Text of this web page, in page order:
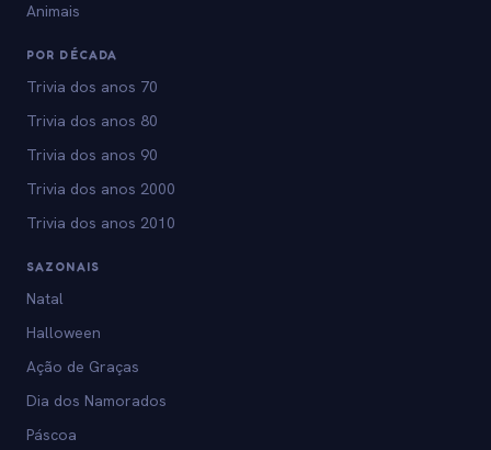
Animais
POR DÉCADA
Trivia dos anos 70
Trivia dos anos 80
Trivia dos anos 90
Trivia dos anos 2000
Trivia dos anos 2010
SAZONAIS
Natal
Halloween
Ação de Graças
Dia dos Namorados
Páscoa